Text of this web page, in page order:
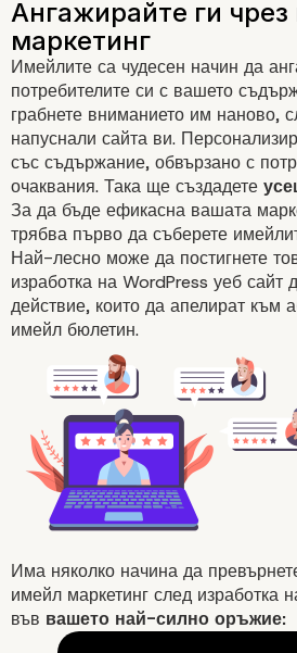
Подобрете
изживяване
Имейлите са чудесен начин да
потребителите си с вашето
грабнете вниманието им наново,
напуснали сайта ви.
със съдържание, обвързано с
очаквания. Така ще създадете
За да бъде ефикасна вашата
трябва първо да съберете
Най-лесно може да постигнете
изработка на WordPress уеб сайт
действие, които да апелират към
имейл бюлетин.
Има няколко начина да
имейл маркетинг след изработка
във вашето най-силно оръжие: